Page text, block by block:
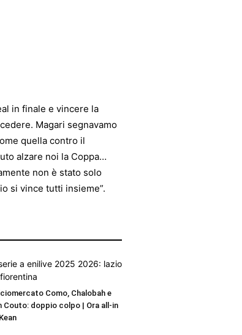
in finale e vincere la
Magari segnavamo
quella contro il
alzare noi la Coppa…
non è stato solo
si vince tutti insieme”.
Como, Chalobah e
Couto: doppio colpo | Ora all-in